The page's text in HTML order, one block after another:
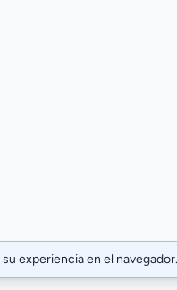
experiencia en el